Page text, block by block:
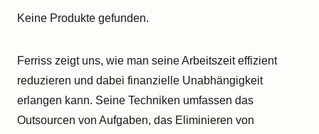
Keine Produkte gefunden.
Ferriss zeigt uns, wie man seine Arbeitszeit effizient
reduzieren und dabei finanzielle Unabhängigkeit
erlangen kann. Seine Techniken umfassen das
Outsourcen von Aufgaben, das Eliminieren von